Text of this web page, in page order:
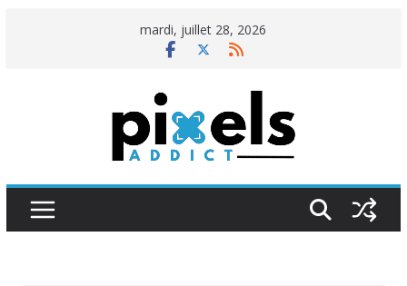
mardi, juillet 28, 2026